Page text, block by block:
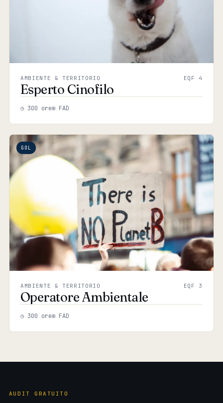
AMBIENTE & TERRITORIO EQF 4
Esperto Cinofilo
◷ 300 ore⊞ FAD
GOL
AMBIENTE & TERRITORIO EQF 3
Operatore Ambientale
◷ 300 ore⊞ FAD
AUDIT GRATUITO